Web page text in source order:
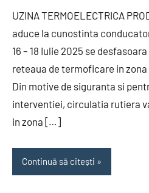
UZINA TERMOELECTRICA
aduce la cunostinta
16 – 18 Iulie 2025 se
reteaua de termoficare in zona
Din motive de siguranta si
interventiei, circulatia rutiera
in zona […]
Continuă să citești